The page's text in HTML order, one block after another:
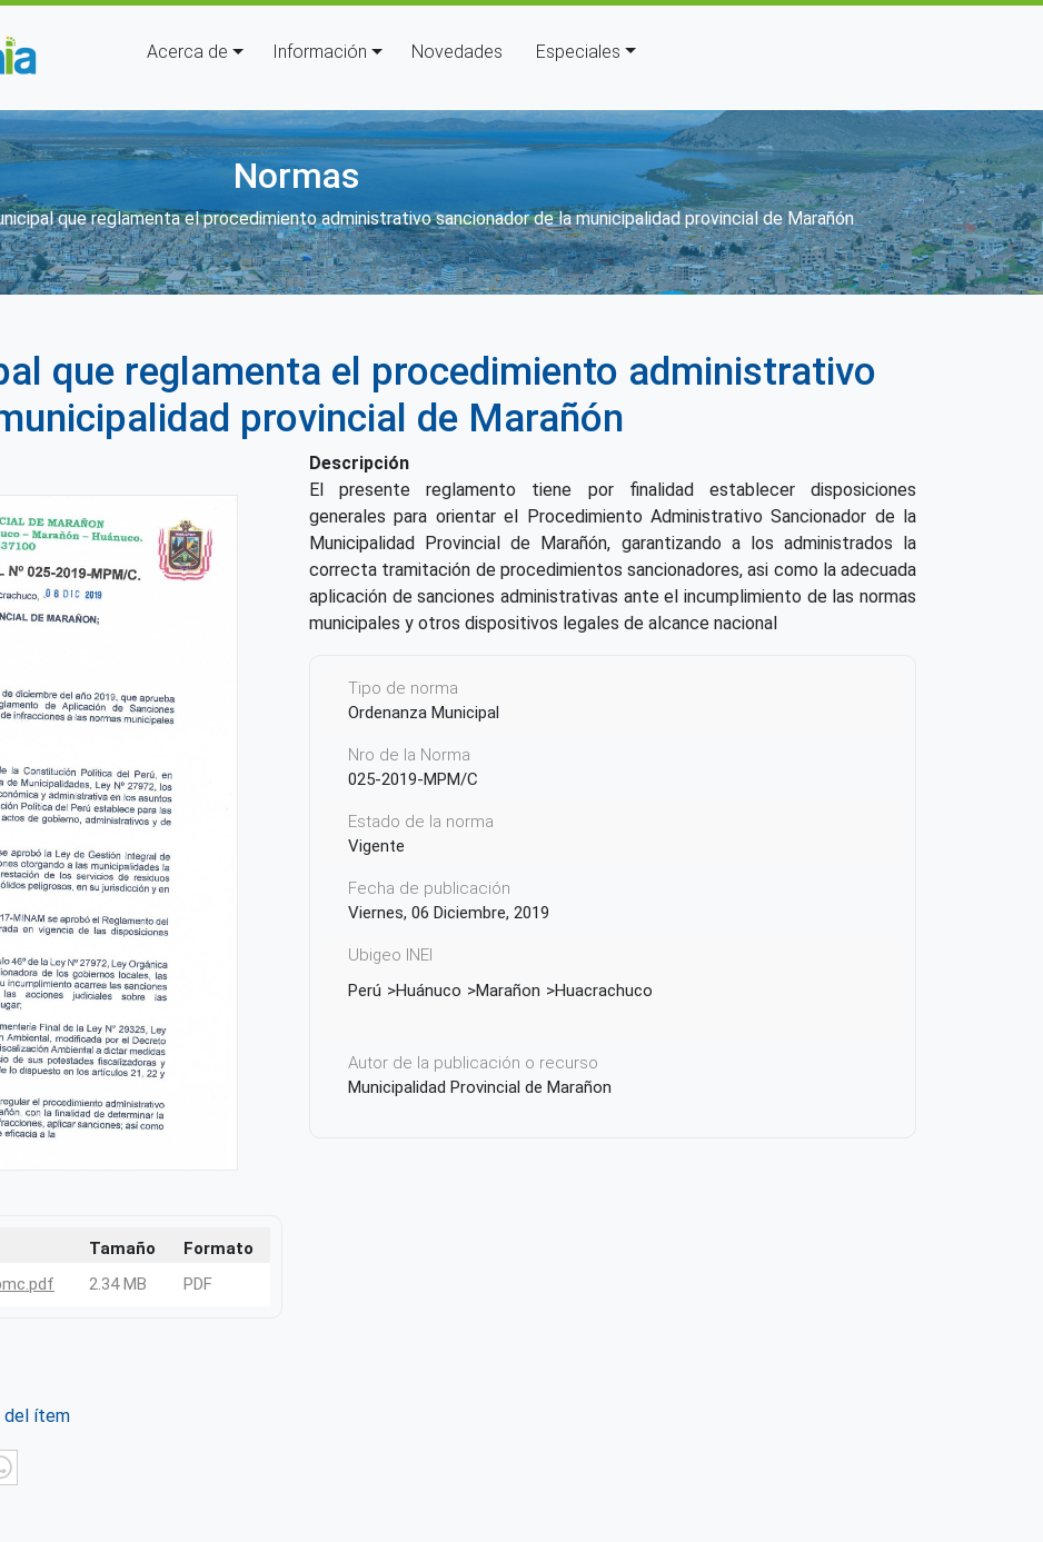
Navegación principal
Acerca de Información Novedades Especiales
Normas
de ayuda a la navegación
que reglamenta el procedimiento administrativo sancionador de la municipalidad provincial de Marañón
que reglamenta el procedimiento administrativo
provincial de Marañón
Tamaño
Formato
2.34 MB PDF
del ítem
Descripción
El presente reglamento tiene por finalidad establecer disposiciones
generales para orientar el Procedimiento Administrativo Sancionador de la
Municipalidad Provincial de Marañón, garantizando a los administrados la
correcta tramitación de procedimientos sancionadores, asi como la adecuada
aplicación de sanciones administrativas ante el incumplimiento de las normas
municipales y otros dispositivos legales de alcance nacional
Tipo de norma
Ordenanza Municipal
Nro de la Norma
025-2019-MPM/C
Estado de la norma
Vigente
Fecha de publicación
Viernes, 06 Diciembre, 2019
Ubigeo INEI
Perú
Huánuco Marañon Huacrachuco
Autor de la publicación o recurso
Municipalidad Provincial de Marañon